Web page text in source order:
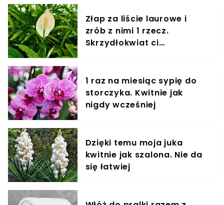
Złap za liście laurowe i
zrób z nimi 1 rzecz.
Skrzydłokwiat ci
1 raz na miesiąc sypię do
storczyka. Kwitnie jak
nigdy wcześniej
Dzięki temu moja juka
kwitnie jak szalona. Nie da
się łatwiej